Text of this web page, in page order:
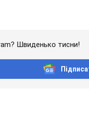
Швиденько тисни!